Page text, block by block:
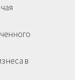
в